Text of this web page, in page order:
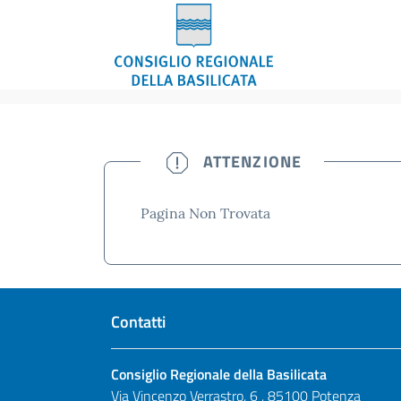
NON TROVATA
ATTENZIONE
Pagina Non Trovata
Contatti
Consiglio Regionale della Basilicata
Via Vincenzo Verrastro, 6 , 85100 Potenza